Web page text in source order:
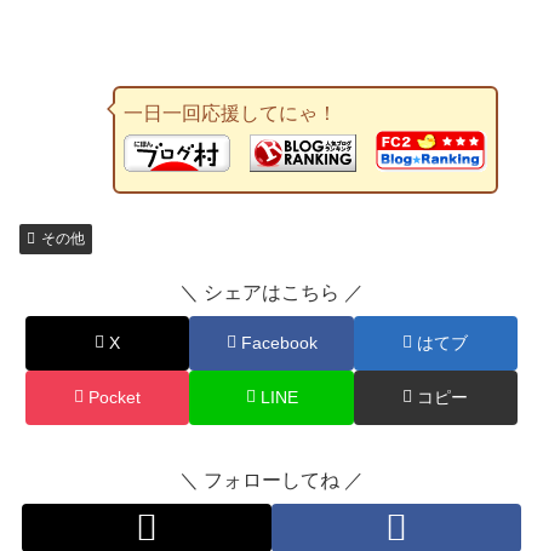
一日一回応援してにゃ！
その他
＼ シェアはこちら ／
X Facebook はてブ
Pocket LINE コピー
＼ フォローしてね ／